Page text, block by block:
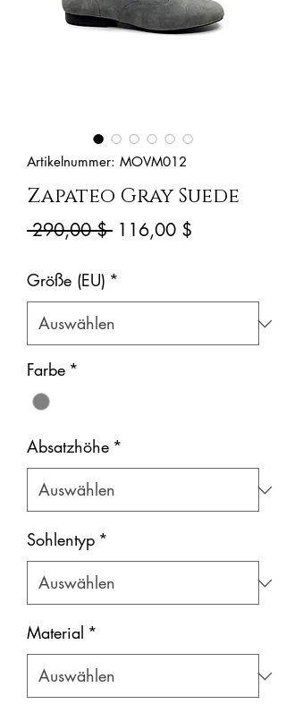
Artikelnummer: MOVM012
Zapateo Gray Suede
290,00 $ Standardpreis
116,00 $
Größe (EU) *
Farbe *
Absatzhöhe *
Sohlentyp *
Material *